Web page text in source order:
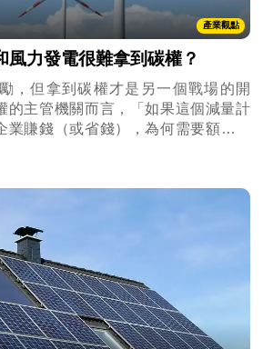
產業觀點
風力發電很難拿到碳權？
，但拿到碳權才是另一個戰場的開
的主管機關而言，「如果這個減量計
業賺錢（或省錢），為何需要額外核